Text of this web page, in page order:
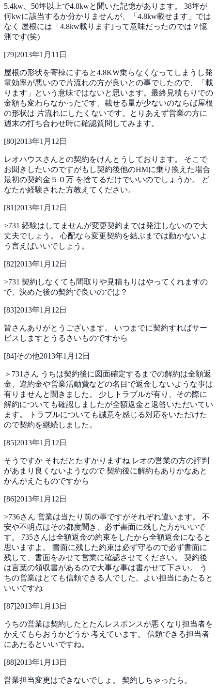
5.4kw、50坪以上で4.8kwと聞いた記憶があります。 38坪が
何kwに該当するか分かりませんが、「4.8kw載せます」では
なく
屋根には「4.8kw載ります｣って意味だったのでは？憶
測です(笑)
[79]2013年1月11日
屋根の形状を寄棟にすると4.8KW乗らなくなってしまうし発
電効率が悪いので片流れの方が良いとの事でしたので、「載
ります」という意味ではないと思います。最終見積もりでの
金額も変わらなかったです。載せる量が少ないのならば屋根
の形状は 片流れにしたくないです。とりあえず営業の方に
週末の打ち合わせ時に確認質問してみます。
[80]2013年1月12日
レオハウスさんとの契約をけんとうしております。 そこで
お聞きしたいのですがもし契約後他のHMに乗り換えた場合
最初の契約金５０万 を捨てるだけでいいのでしょうか。
ど
なたか経験された方教えてください。
[81]2013年1月12日
>731 経験はしてませんが変更契約までは発注しないので大
丈夫でしょう。 心配なら変更契約を結ぶまでは動かないよ
う言えばいいでしょう。
[82]2013年1月12日
>731 契約しなくても間取りや見積もりはやってくれますの
で、決めた後の契約で良いのでは？
[83]2013年1月12日
皆さんありがとうございます。 いつまでに契約すればサー
ビスしますとうるさいものですから
[84]その他2013年1月12日
＞731さん うちは契約後に図面確定するまでの解約は全額返
金、違約金や営業活動費などの名目で返金しないような事は
有りませんと聞きました。 少しトラブルが有り、その際に
解約についても確認しましたが全額返金と返答いただいてい
ます。
トラブルについても誠意を感じる対応をいただけた
ので契約を継続しました。
[85]2013年1月12日
そうですか それだとたすかりますね レオの営業の方の評判
があまり良くないようなので契約後に解約もありかなあと
かんがえたものですから
[86]2013年1月12日
>736さん 営業は当たり前の事ですがそれぞれ違います。 不
安や不明点はその都度聞き、必ず書面に残した方がいいで
す。 735さんは全額返金の約束をしたから全額返金になると
思いますよ。 書面に残した約束は必ず守るので必ず書面に
残して、書面をみせて営業に確認させてください。 契約後
は言葉の領収書があるので大事な事は書かせて下さい。
う
ちの営業はとても信頼できる人でした。よい担当にあたると
いいですね
[87]2013年1月13日
うちの営業は契約したとたんレスポンスが悪くなり担当者を
かえてもらおうかどうか 考えています。 信頼できる担当者
にあたるといいですね。
[88]2013年1月13日
営業担当変更はできないでしょ。 契約しちゃったら。